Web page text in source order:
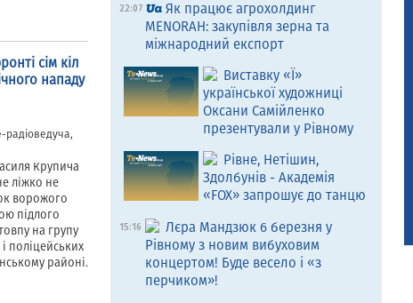
сім кіл
нападу
радіоведуча,
Крупича
ліжко не
ворожого
підлого
на групу
поліцейських
районі.
22:07
Як працює агрохолдинг
MENORAH: закупівля зерна та
міжнародний експорт
Виставку «Ї»
української художниці
Оксани Самійленко
презентували у Рівному
Рівне, Нетішин,
Здолбунів - Академія
«FOX» запрошує до танцю
15:16
Лєра Мандзюк 6 березня у
Рівному з новим вибуховим
концертом! Буде весело і «з
перчиком»!